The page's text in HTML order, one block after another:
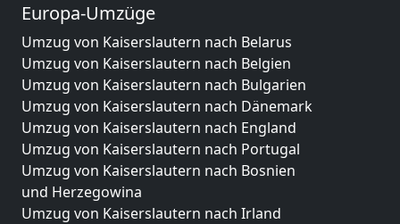
Europa-Umzüge
Umzug von Kaiserslautern nach Belarus
Umzug von Kaiserslautern nach Belgien
Umzug von Kaiserslautern nach Bulgarien
Umzug von Kaiserslautern nach Dänemark
Umzug von Kaiserslautern nach England
Umzug von Kaiserslautern nach Portugal
Umzug von Kaiserslautern nach Bosnien
und Herzegowina
Umzug von Kaiserslautern nach Irland